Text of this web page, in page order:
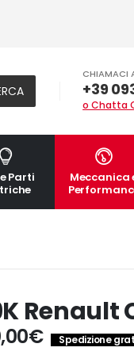
CHIAMACI
+39
o Chatta
Parti
Meccanica
Renault
€Il Spedizione